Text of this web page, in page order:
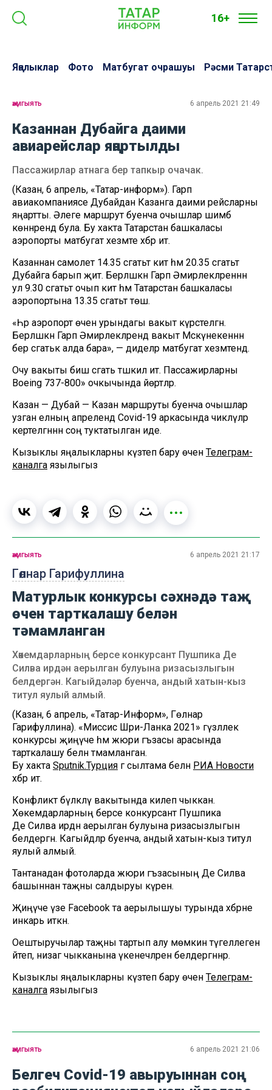
16+
Яңалыклар Фото Матбугат очрашуы Рәсми
җәмгыять 6 апрель 2021 21:49
Казаннан Дубайга даими
авиарейслар яңартылды
Пассажирлар атнага бер тапкыр очачак.
(Казан, 6 апрель, «Татар-информ»). Гарәп
авиакомпаниясе Дубайдан Казанга даими рейсларны
яңартты. Әлеге маршрут буенча очышлар шимбә
көннәрендә була. Бу хакта Татарстан башкаласы
аэропорты матбугат хезмәте хәбәр итә.
Казаннан самолет 14.35 сәгатьтә китә һәм 20.35 сәгатьтә
Дубайга барып җитә. Берләшкән Гарәп Әмирлекләреннән
ул 9.30 сәгатьтә очып китә һәм Татарстан башкаласы
аэропортына 13.35 сәгатьтә төшә.
«Һәр аэропорт өчен урындагы вакыт күрсәтелгән.
Берләшкән Гарәп Әмирлекләрендә вакыт Мәскәүнекеннән
бер сәгатькә алда бара», — диделәр матбугат хезмәтендә.
Очу вакыты биш сәгать тәшкил итә. Пассажирларны
Boeing 737-800» очкычында йөртәләр.
Казан — Дубай — Казан маршруты буенча очышлар
узган елның апрелендә Сovid-19 аркасында чикләүләр
кертелгәннән соң туктатылган иде.
Кызыклы яңалыкларны күзәтеп бару өчен Телеграм-
каналга язылыгыз
Гөлнар Гарифуллина
җәмгыять 6 апрель 2021 21:17
Матурлык конкурсы сәхнәдә таҗ
өчен тарткалашу белән
тәмамланган
Хөкемдарларның берсе конкурсант Пушпика Де
Силва ирдән аерылган булуына ризасызлыгын
белдергән. Кагыйдәләр буенча, андый хатын-кыз
титул яулый алмый.
(Казан, 6 апрель, «Татар-Информ», Гөлнар
Гарифуллина). «Миссис Шри-Ланка 2021» гүзәллек
конкурсы җиңүче һәм жюри әгъзасы арасында
тарткалашу белән тәмамланган.
Бу хакта Sputnik.Турция гә сылтама белән РИА Новости
хәбәр итә.
Конфликт бүләкләү вакытында килеп чыккан.
Хөкемдарларның берсе конкурсант Пушпика
Де Силва ирдән аерылган булуына ризасызлыгын
белдергән. Кагыйдәләр буенча, андый хатын-кыз титул
яулый алмый.
Тантанадан фотоларда жюри әгъзасының Де Силва
башыннан таҗны салдыруы күренә.
Җиңүче үзе Facebook та аерылышуы турында хәбәрне
инкарь иткән.
Оештыручылар таҗны тартып алу мөмкин түгеллеген
әйтеп, низаг чыкканына үкенечләрен белдергәннәр.
Кызыклы яңалыкларны күзәтеп бару өчен Телеграм-
каналга язылыгыз
җәмгыять 6 апрель 2021 21:06
Белгеч Covid-19 авыруыннан соң